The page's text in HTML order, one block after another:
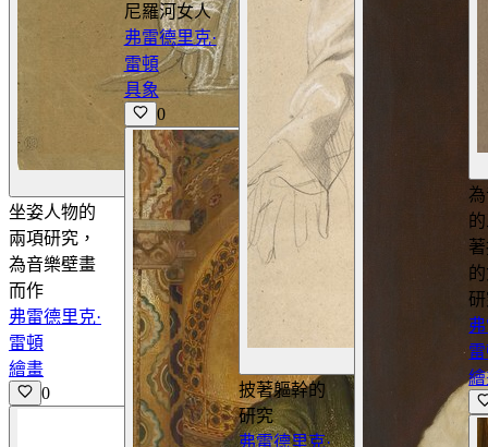
查看詳情
坐姿人物的
兩項研究，
為音樂壁畫
而作
弗雷德里克·
雷頓
繪畫
0
尼羅河女人
弗雷德里克·
雷頓
具象
0
披著軀幹的
研究
弗雷德里克·